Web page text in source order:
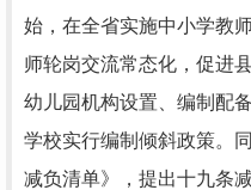
始，在全省实施中小学教
师轮岗交流常态化，促进
幼儿园机构设置、编制配
学校实行编制倾斜政策。
减负清单》，提出十九条